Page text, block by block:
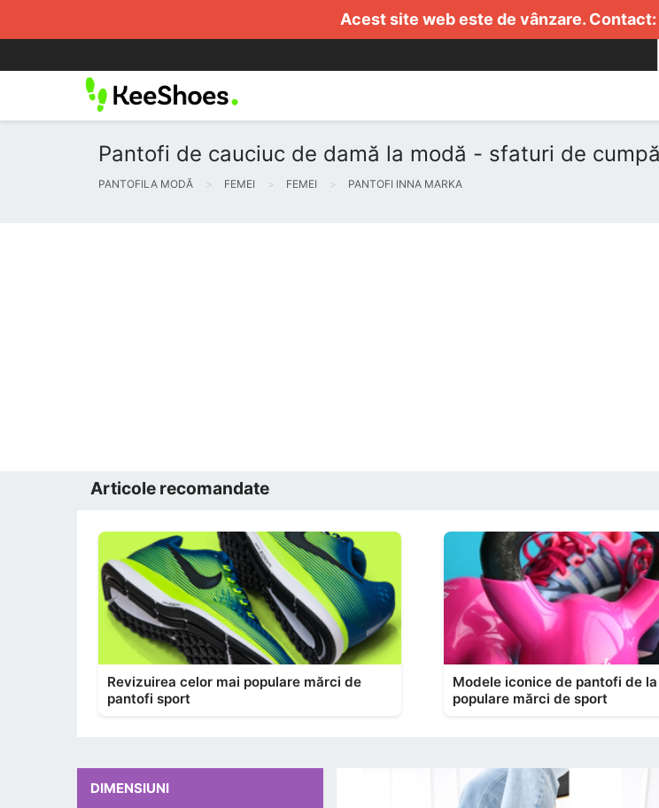
Acest site web este de vânzare. Contact:
Pantofi de cauciuc de damă la modă - sfaturi de
PANTOFILA MODĂ FEMEI FEMEI PANTOFI INNA MARKA
Articole recomandate
Revizuirea celor mai populare mărci de
pantofi sport
Modele iconice de pantofi de
populare mărci de sport
DIMENSIUNI